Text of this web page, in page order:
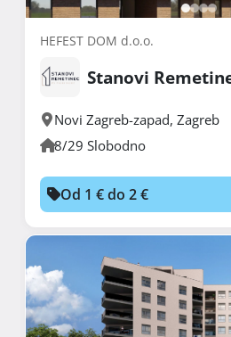
HEFEST DOM d.o.o.
Stanovi
Novi Zagreb-zapad, Zagreb
8/29 Slobodno
Od 1 € do 2 €